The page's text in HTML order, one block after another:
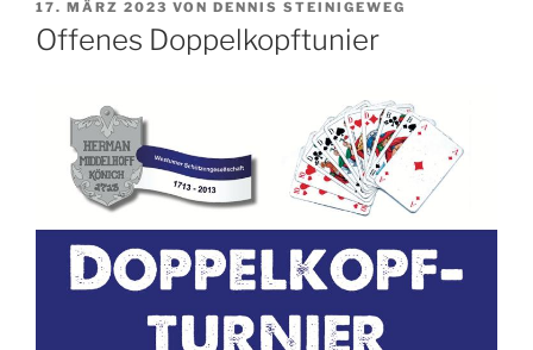
VERÖFFENTLICHT
AM
17. MÄRZ 2023 VON DENNIS STEINIGEWEG
Offenes Doppelkopftunier